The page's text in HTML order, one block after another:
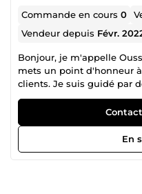
Commande en cours0
Vendeur depuis Févr.
Bonjour, je m'appelle
mets un point d'honneur
clients. Je suis guidé par
professionnalisme, la
Mon objectif est de vous
vos projets et de votre
contacter pour obtenir de
ferai un plaisir de
En